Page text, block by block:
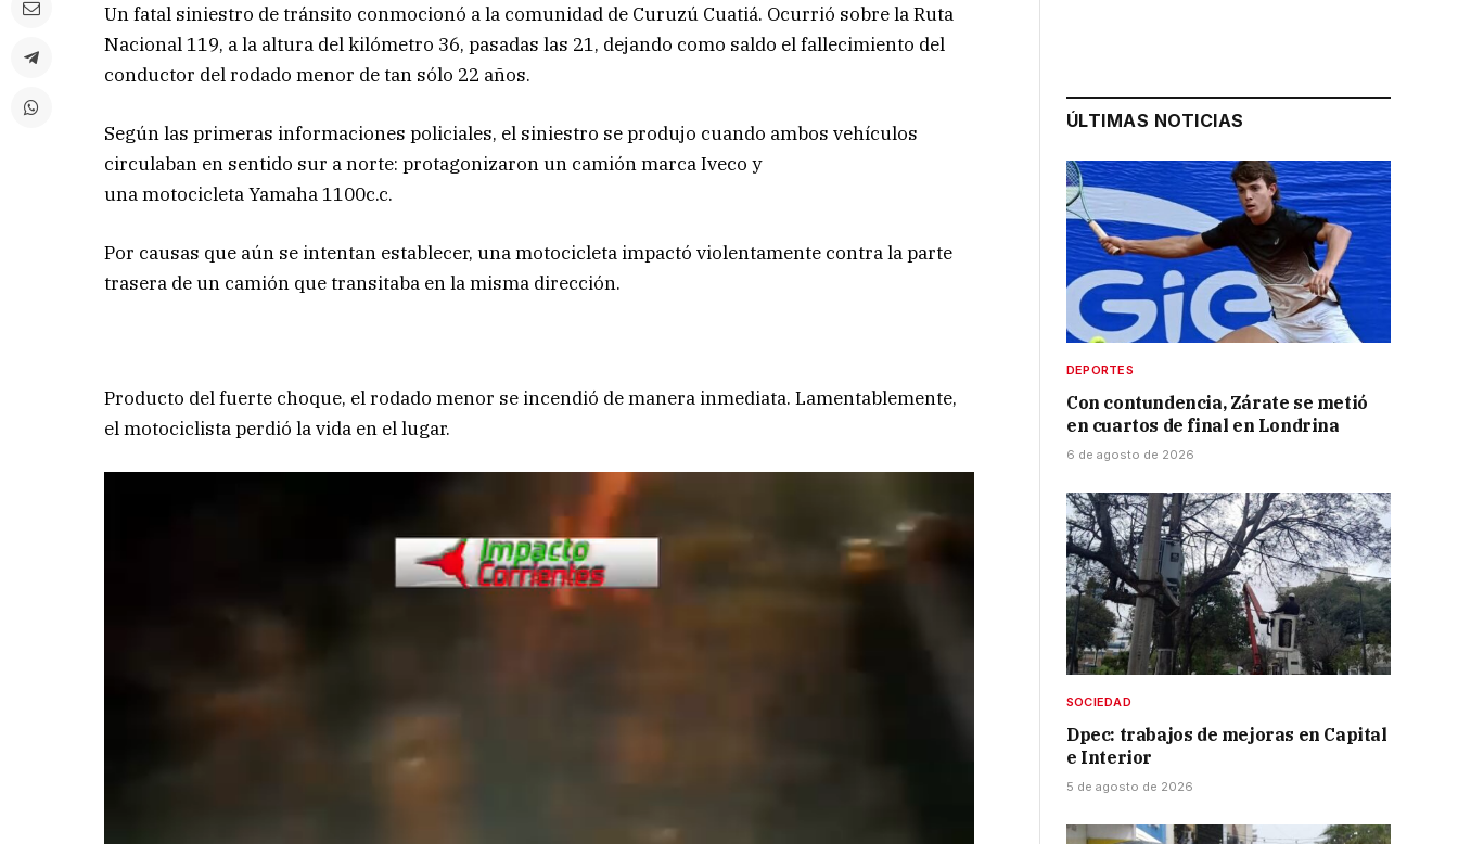
Un fatal siniestro de tránsito conmocionó a la comunidad de Curuzú Cuatiá. Ocurrió sobre la Ruta
Nacional 119, a la altura del kilómetro 36, pasadas las 21, dejando como saldo el fallecimiento del
conductor del rodado menor de tan sólo 22 años.
Según las primeras informaciones policiales, el siniestro se produjo cuando ambos vehículos
circulaban en sentido sur a norte: protagonizaron un camión marca Iveco y
una motocicleta Yamaha 1100c.c.
Por causas que aún se intentan establecer, una motocicleta impactó violentamente contra la parte
trasera de un camión que transitaba en la misma dirección.
Producto del fuerte choque, el rodado menor se incendió de manera inmediata. Lamentablemente,
el motociclista perdió la vida en el lugar.
ÚLTIMAS NOTICIAS
DEPORTES
Con contundencia, Zárate se metió
en cuartos de final en Londrina
6 de agosto de 2026
SOCIEDAD
Dpec: trabajos de mejoras en Capital
e Interior
5 de agosto de 2026